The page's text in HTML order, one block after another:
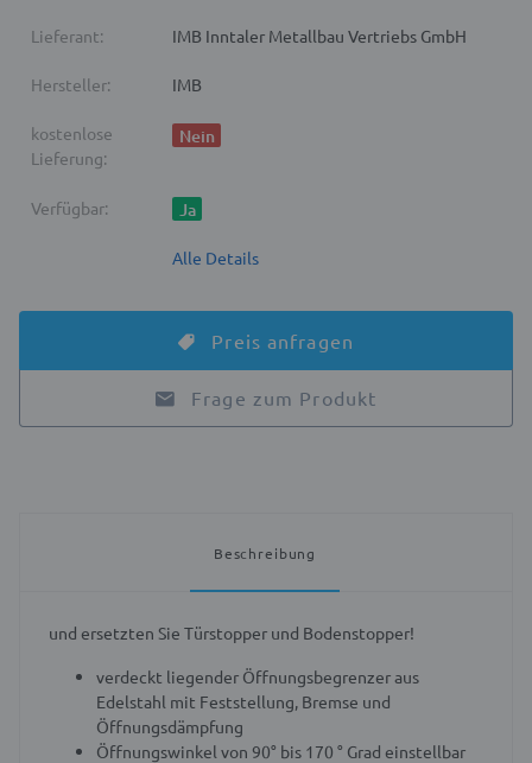
Lieferant: IMB Inntaler Metallbau Vertriebs GmbH
Hersteller: IMB
kostenlose
Lieferung:
Nein
Verfügbar: Ja
Alle Details
Preis anfragen
Frage zum Produkt
Beschreibung
und ersetzten Sie Türstopper und Bodenstopper!
verdeckt liegender Öffnungsbegrenzer aus
Edelstahl mit Feststellung, Bremse und
Öffnungsdämpfung
Öffnungswinkel von 90° bis 170 ° Grad einstellbar